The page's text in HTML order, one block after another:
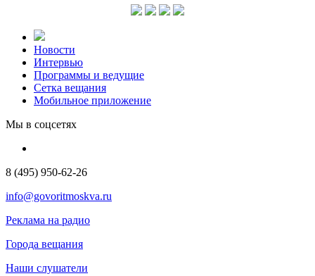
Новости
Интервью
Программы и ведущие
Сетка вещания
Мобильное приложение
Мы в соцсетях
8 (495) 950-62-26
info@govoritmoskva.ru
Реклама на радио
Города вещания
Наши слушатели